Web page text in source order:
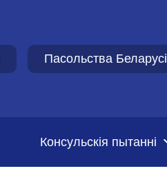
Пасольства Беларусi
Консульскія пытанні